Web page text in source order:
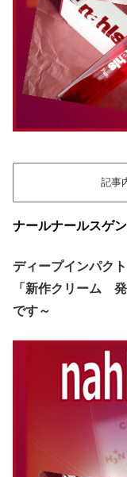
記事
ナールナールスゲ
ディープインパク
「新作クリーム
です～